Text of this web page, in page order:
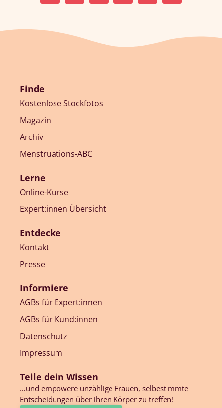
Finde
Kostenlose Stockfotos
Magazin
Archiv
Menstruations-ABC
Lerne
Online-Kurse
Expert:innen Übersicht
Entdecke
Kontakt
Presse
Informiere
AGBs für Expert:innen
AGBs für Kund:innen
Datenschutz
Impressum
Teile dein Wissen
…und empowere unzählige Frauen, selbestimmte
Entscheidungen über ihren Körper zu treffen!